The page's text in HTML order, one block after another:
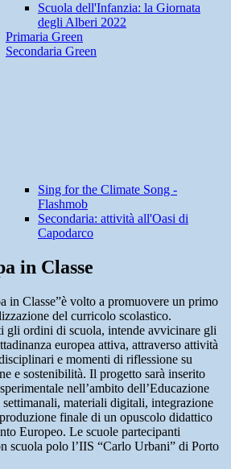
Scuola dell'Infanzia: la Giornata
degli Alberi 2022
Primaria Green
Secondaria Green
Sing for the Climate Song -
Flashmob
Secondaria: attività all'Oasi di
Capodarco
in Classe
in Classe”è volto a promuovere un primo
del curricolo scolastico.
gli ordini di scuola, intende avvicinare gli
europea attiva, attraverso attività
e momenti di riflessione su
e sostenibilità. Il progetto sarà inserito
nell’ambito dell’Educazione
materiali digitali, integrazione
finale di un opuscolo didattico
Europeo. Le scuole partecipanti
scuola polo l’IIS “Carlo Urbani” di Porto